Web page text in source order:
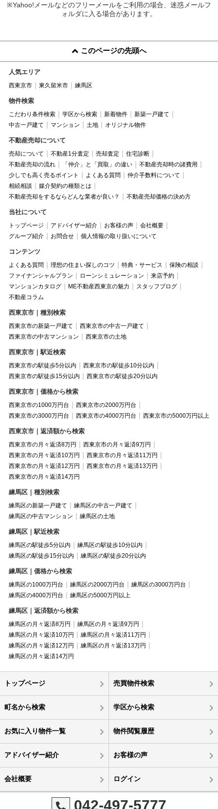
※Yahoo!メールなどのフリーメールをご利用の場合、迷惑メールフ
ォルダに入る場合があります。
このページの先頭へ
人気エリア
西東京市 東久留米市 練馬区
物件検索
こだわり条件検索 学区から検索 新着物件
新築一戸建て
中古一戸建て
マンション 土地 オリジナル物件
不動産売却について
売却について 不動産1分査定 売却査定
住宅診断
不動産売却の流れ
「仲介」と「買取」の違い
不動産売却時の諸費用
少しでも高く売るポイント
よくある質問
仲介手数料について
相続相談
媒介契約の種類とは
不動産売却をするならどんな業者が良い？
不動産売却価格の決め方
当社について
トップページ アドバイザー紹介 お客様の声
会社概要
グループ紹介
お問合せ 個人情報の取り扱いについて
コンテンツ
よくある質問 理想の住まい探しのコツ 特典・サービス
保険の相談
ファイナンシャルプラン
ローンシミュレーション
来店予約
マンションカタログ
ME不動産西東京の魅力
スタッフブログ
不動産コラム
西東京市｜種別検索
西東京市の新築一戸建て
西東京市の中古一戸建て
西東京市の中古マンション
西東京市の土地
西東京市｜駅近検索
西東京市の駅徒歩5分以内
西東京市の駅徒歩10分以内
西東京市の駅徒歩15分以内
西東京市の駅徒歩20分以内
西東京市｜価格から検索
西東京市の1000万円台
西東京市の2000万円台
西東京市の3000万円台
西東京市の4000万円台 西東京市の5000万円以上
西東京市｜返済額から検索
西東京市の月々返済8万円
西東京市の月々返済9万円
西東京市の月々返済10万円
西東京市の月々返済11万円
西東京市の月々返済12万円
西東京市の月々返済13万円
西東京市の月々返済14万円
練馬区｜種別検索
練馬区の新築一戸建て
練馬区の中古一戸建て
練馬区の中古マンション
練馬区の土地
練馬区｜駅近検索
練馬区の駅徒歩5分以内
練馬区の駅徒歩10分以内
練馬区の駅徒歩15分以内
練馬区の駅徒歩20分以内
練馬区｜価格から検索
練馬区の1000万円台 練馬区の2000万円台
練馬区の3000万円台
練馬区の4000万円台
練馬区の5000万円以上
練馬区｜返済額から検索
練馬区の月々返済8万円
練馬区の月々返済9万円
練馬区の月々返済10万円
練馬区の月々返済11万円
練馬区の月々返済12万円
練馬区の月々返済13万円
練馬区の月々返済14万円
トップページ 売買物件検索
町名から検索 学区から検索
お気に入り物件一覧 物件閲覧履歴
アドバイザー紹介 お客様の声
会社概要 ログイン
042-497-5777